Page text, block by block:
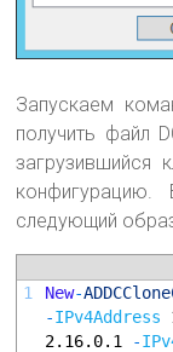
Запускаем
получить файл
загрузившийся
следующий
1
New-
-IPv4Address
2.16.0.1
-